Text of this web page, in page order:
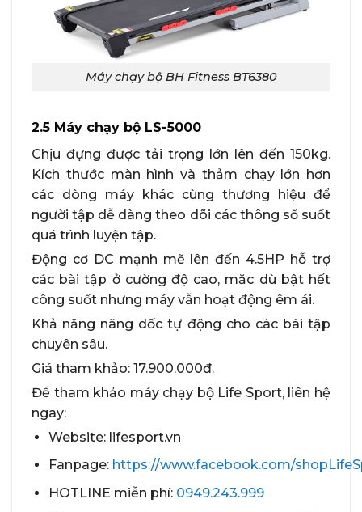
Máy chạy bộ BH Fitness BT6380
2.5 Máy chạy bộ LS-5000
Chịu đựng được tải trọng lớn lên đến 150kg.
Kích thước màn hình và thảm chạy lớn hơn
các dòng máy khác cùng thương hiệu để
người tập dễ dàng theo dõi các thông số suốt
quá trình luyện tập.
Động cơ DC mạnh mẽ lên đến 4.5HP hỗ trợ
các bài tập ở cường độ cao, măc dù bật hết
công suốt nhưng máy vẫn hoạt động êm ái.
Khả năng nâng dốc tự động cho các bài tập
chuyên sâu.
Giá tham khảo: 17.900.000đ.
Để tham khảo máy chạy bộ Life Sport, liên hệ
ngay:
Website: lifesport.vn
Fanpage: https://www.facebook.com/
HOTLINE miễn phí: 0949.243.999